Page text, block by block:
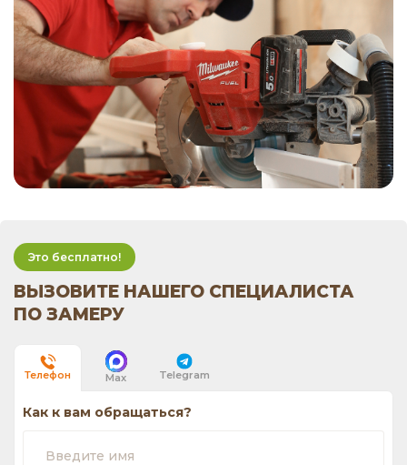
Это бесплатно!
ВЫЗОВИТЕ НАШЕГО СПЕЦИАЛИСТА
ПО ЗАМЕРУ
Телефон Max Telegram
Как к вам обращаться?